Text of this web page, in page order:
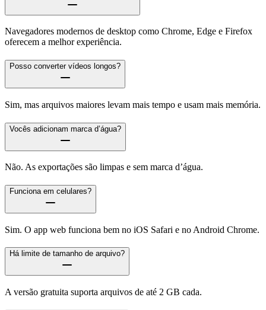
Navegadores modernos de desktop como Chrome, Edge e Firefox
oferecem a melhor experiência.
Posso converter vídeos longos?
Sim, mas arquivos maiores levam mais tempo e usam mais memória.
Vocês adicionam marca d’água?
Não. As exportações são limpas e sem marca d’água.
Funciona em celulares?
Sim. O app web funciona bem no iOS Safari e no Android Chrome.
Há limite de tamanho de arquivo?
A versão gratuita suporta arquivos de até 2 GB cada.